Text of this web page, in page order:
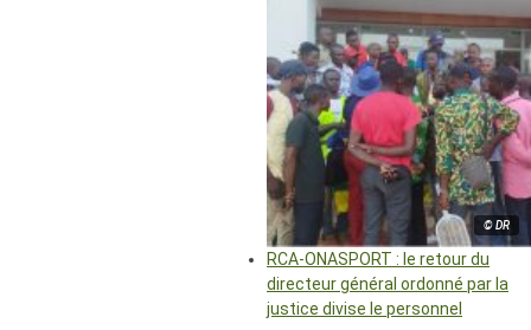
© DR
RCA-ONASPORT : le retour du
directeur général ordonné par la
justice divise le personnel